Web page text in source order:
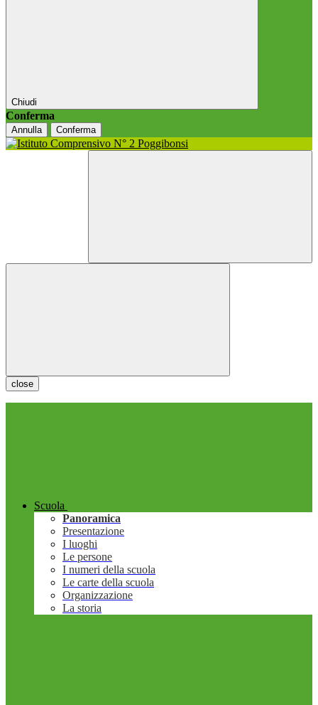
Chiudi
Conferma
Annulla Conferma
close
Scuola
Panoramica
Presentazione
I luoghi
Le persone
I numeri della scuola
Le carte della scuola
Organizzazione
La storia